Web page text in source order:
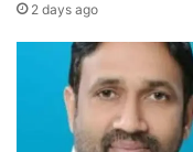
2 days ago